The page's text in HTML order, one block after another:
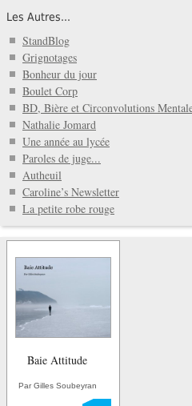
Les Autres...
StandBlog
Grignotages
Bonheur du jour
Boulet Corp
BD, Bière et Circonvolutions
Nathalie Jomard
Une année au lycée
Paroles de juge...
Autheuil
Caroline’s Newsletter
La petite robe rouge
Baie Attitude
Par Gilles Soubeyran